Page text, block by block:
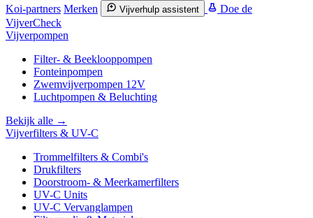
Koi-partners Merken Vijverhulp assistent
Doe de
VijverCheck
Vijverpompen
Filter- & Beeklooppompen
Fonteinpompen
Zwemvijverpompen 12V
Luchtpompen & Beluchting
Bekijk alle →
Vijverfilters & UV-C
Trommelfilters & Combi's
Drukfilters
Doorstroom- & Meerkamerfilters
UV-C Units
UV-C Vervanglampen